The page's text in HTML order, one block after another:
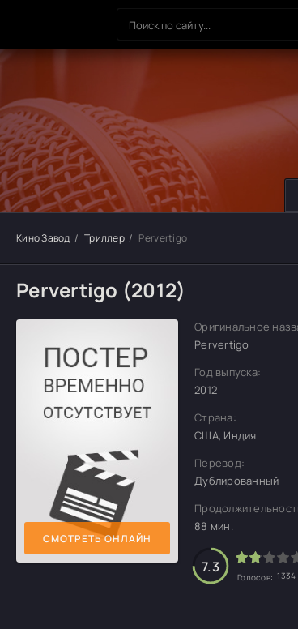
Кино Завод Триллер Pervertigo
Pervertigo (2012)
СМОТРЕТЬ ОНЛАЙН
Оригинальное
Pervertigo
Год выпуска:
2012
Страна:
США, Индия
Перевод:
Дублированный
88 мин.
7.3
Голосов: 1334